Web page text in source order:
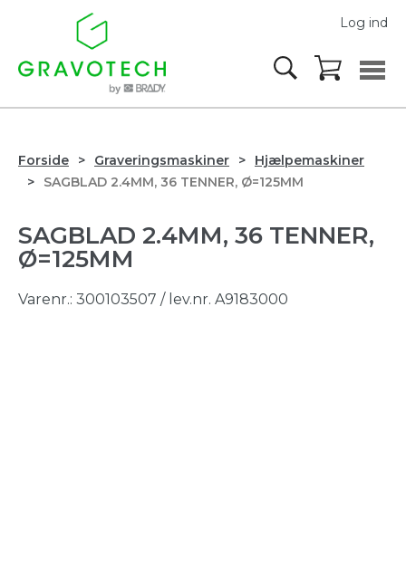
Log ind
Forside Graveringsmaskiner
Hjælpemaskiner
SAGBLAD 2.4MM, 36 TENNER, Ø=125MM
SAGBLAD 2.4MM, 36 TENNER,
Ø=125MM
Varenr.: 300103507 / lev.nr. A9183000